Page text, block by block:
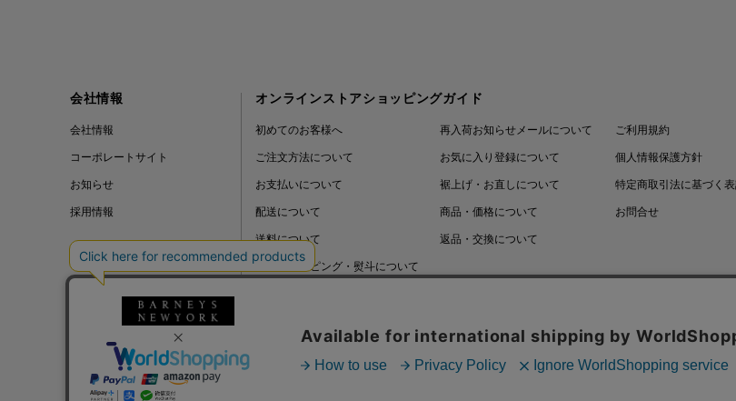
会社情報
会社情報
コーポレートサイト
お知らせ
採用情報
オンラインストアショッピングガイド
初めてのお客様へ
ご注文方法について
お支払いについて
配送について
送料について
ギフトラッピング・熨斗について
再入荷お知らせメールについて
お気に入り登録について
裾上げ・お直しについて
商品・価格について
返品・交換について
ご利用規約
個人情報保護方針
特定商取引法に基づく
お問合せ